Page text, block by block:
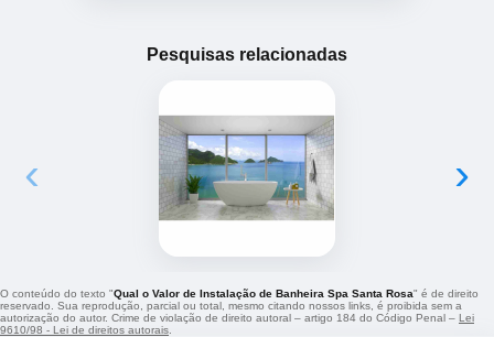
Pesquisas relacionadas
‹ ›
O conteúdo do texto "Qual o Valor de Instalação de Banheira Spa Santa Rosa" é de direito
reservado. Sua reprodução, parcial ou total, mesmo citando nossos links, é proibida sem a
autorização do autor. Crime de violação de direito autoral – artigo 184 do Código Penal – Lei
9610/98 - Lei de direitos autorais